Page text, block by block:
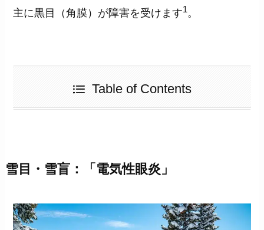
主に黒目（角膜）が障害を受けます1。
Table of Contents
雪目・雪盲：「電気性眼炎」